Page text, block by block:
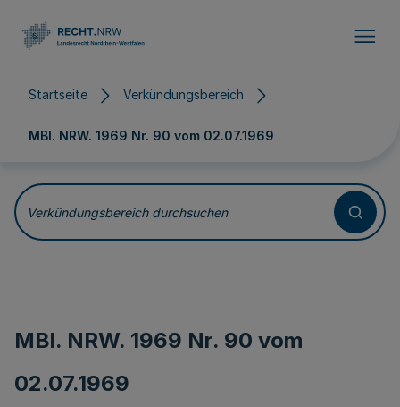
Startseite Verkündungsbereich
MBl. NRW. 1969 Nr. 90 vom 02.07.1969
Verkündungsbereich durchsuchen
MBl. NRW. 1969 Nr. 90 vom
02.07.1969